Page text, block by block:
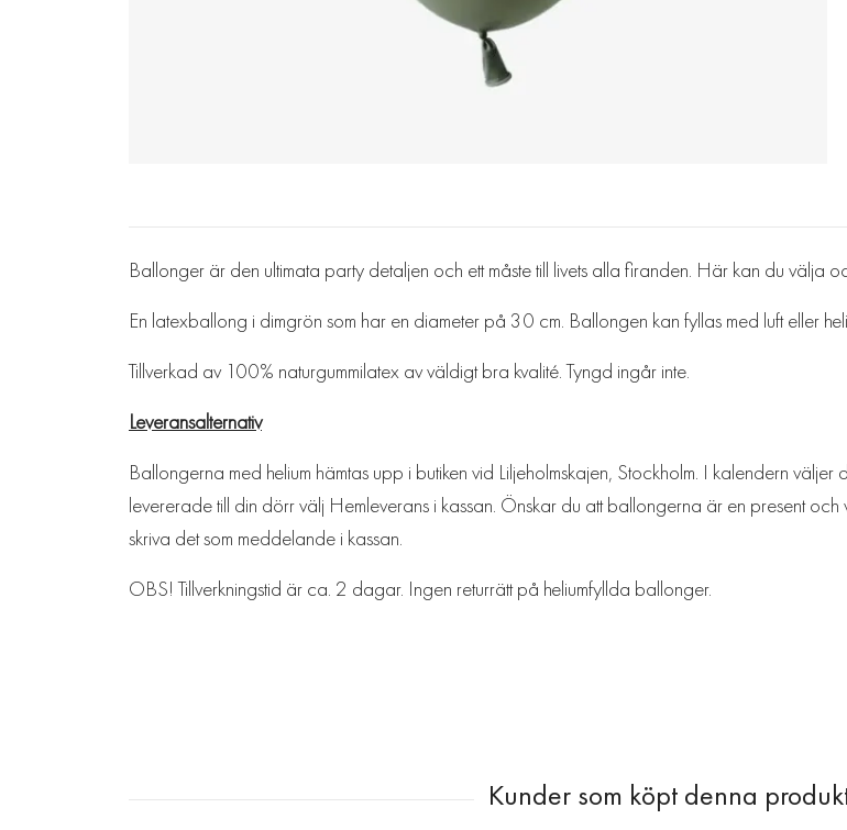
Ballonger är den ultimata party detaljen och ett måste till livets alla firanden. Här kan du
En latexballong i dimgrön som har en diameter på 30 cm. Ballongen kan fyllas med luft eller
Tillverkad av 100% naturgummilatex av väldigt bra kvalité. Tyngd ingår inte.
Leveransalternativ
Ballongerna med helium hämtas upp i butiken vid Liljeholmskajen, Stockholm. I kalendern
levererade till din dörr välj Hemleverans i kassan. Önskar du att ballongerna är en present
skriva det som meddelande i kassan.
OBS! Tillverkningstid är ca. 2 dagar. Ingen returrätt på heliumfyllda ballonger.